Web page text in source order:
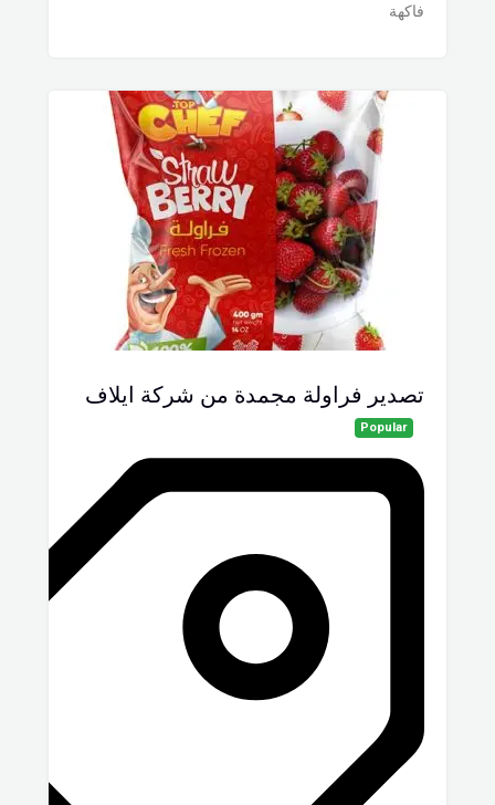
فاكهة
تصدير فراولة مجمدة من شركة ايلاف
Popular